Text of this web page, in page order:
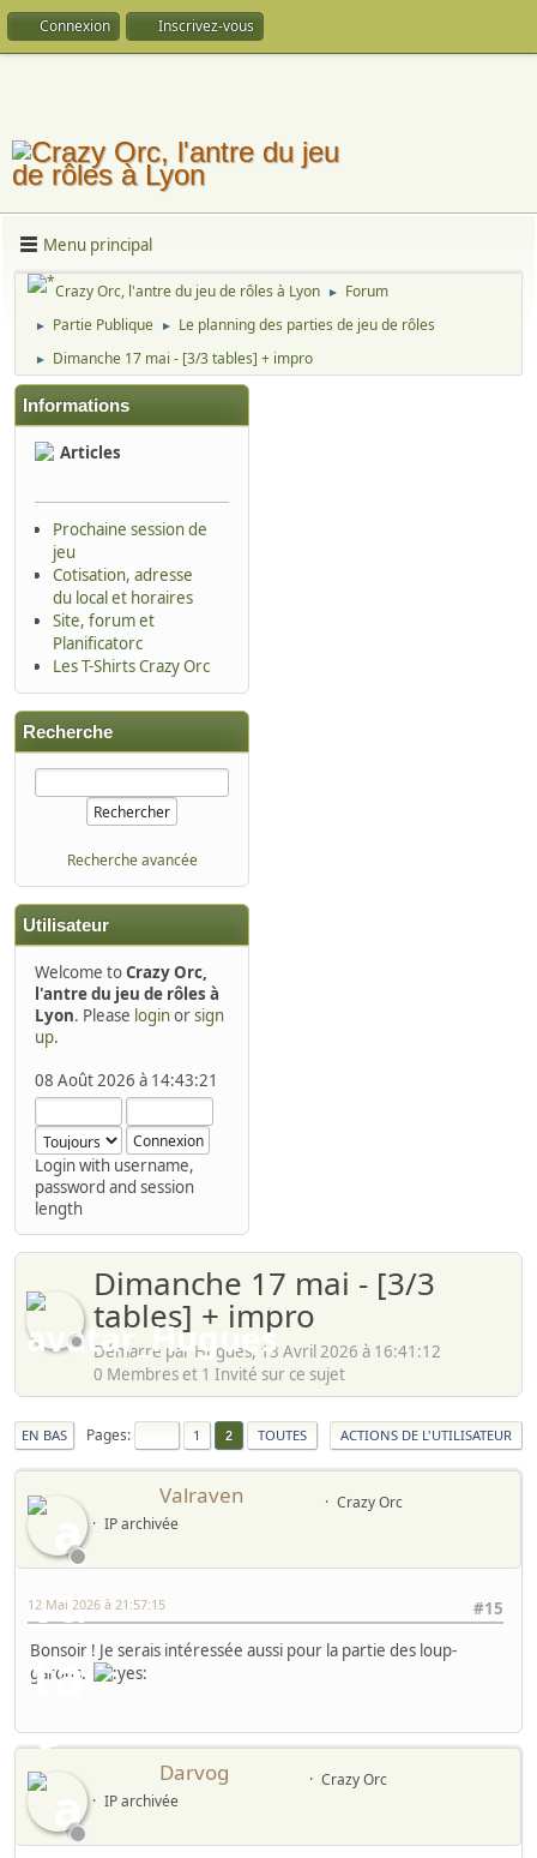
Connexion Inscrivez-vous
Menu principal
Crazy Orc, l'antre du jeu de rôles à Lyon ► Forum
► Partie Publique ► Le planning des parties de jeu de rôles
► Dimanche 17 mai - [3/3 tables] + impro
Informations
Articles
Prochaine session de
jeu
Cotisation, adresse
du local et horaires
Site, forum et
Planificatorc
Les T-Shirts Crazy Orc
Recherche
Recherche avancée
Utilisateur
Welcome toCrazy Orc,
l'antre du jeu de rôles à
Lyon. Please loginorsign
up.
08 Août 2026 à 14:43:21
Login with username,
password and session
length
Dimanche 17 mai - [3/3
tables] + impro
Démarré par Hugues, 13 Avril 2026 à 16:41:12
0 Membres et 1 Invité sur ce sujet
EN BAS Pages 1 2 TOUTES ACTIONS DE L'UTILISATEUR
Valraven
Crazy Orc
IP archivée
#15
12 Mai 2026 à 21:57:15
Bonsoir ! Je serais intéressée aussi pour la partie des loup-
garous.
Darvog
Crazy Orc
IP archivée